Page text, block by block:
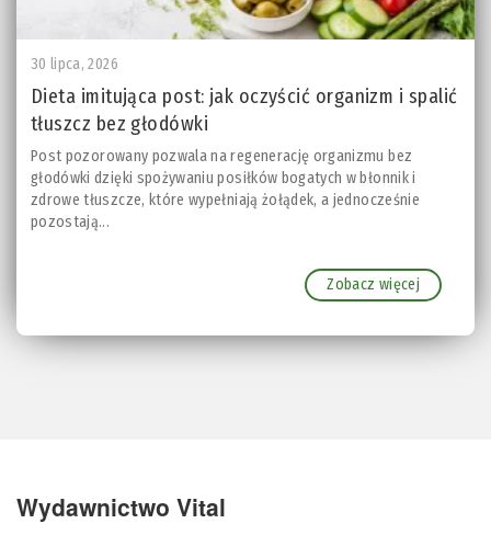
30 lipca, 2026
Dieta imitująca post: jak oczyścić organizm i spalić
tłuszcz bez głodówki
Post pozorowany pozwala na regenerację organizmu bez
głodówki dzięki spożywaniu posiłków bogatych w błonnik i
zdrowe tłuszcze, które wypełniają żołądek, a jednocześnie
pozostają...
Zobacz więcej
Wydawnictwo Vital